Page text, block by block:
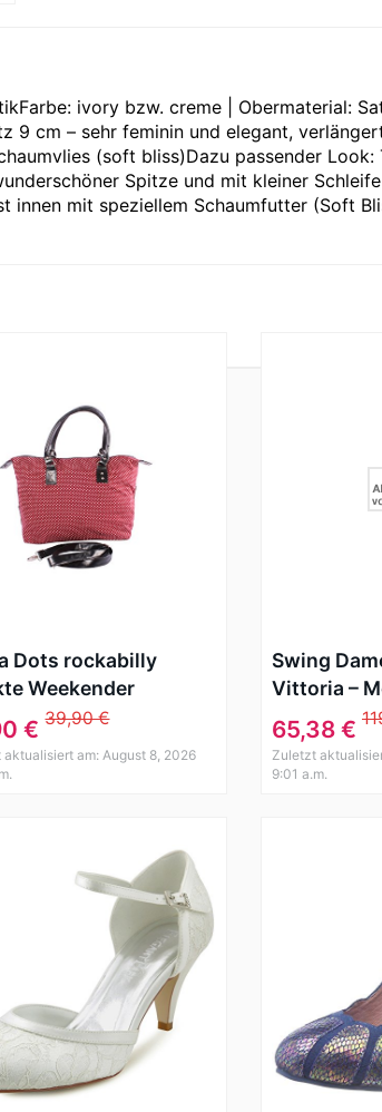
ivory bzw. creme | Obermaterial:
9 cm – sehr feminin und elegant,
(soft bliss)Dazu passender Look:
Spitze und mit kleiner
innen mit speziellem Schaumfutter (Soft
Dots rockabilly
Weekender
Handtasche
€39,90 €
aktualisiert am: August 8, 2026
Swing
Vittoria –
65,38 €
Zuletzt
9:01 a.m.